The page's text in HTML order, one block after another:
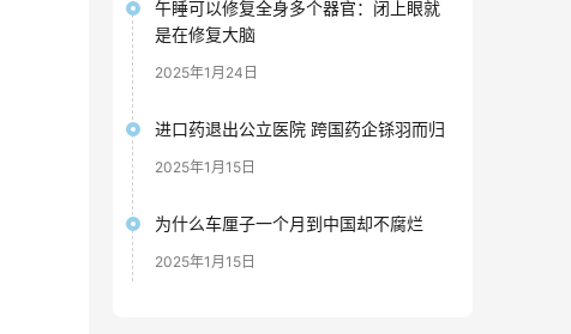
午睡可以修复全身多个器官：闭上眼就
是在修复大脑
2025年1月24日
进口药退出公立医院 跨国药企铩羽而归
2025年1月15日
为什么车厘子一个月到中国却不腐烂
2025年1月15日